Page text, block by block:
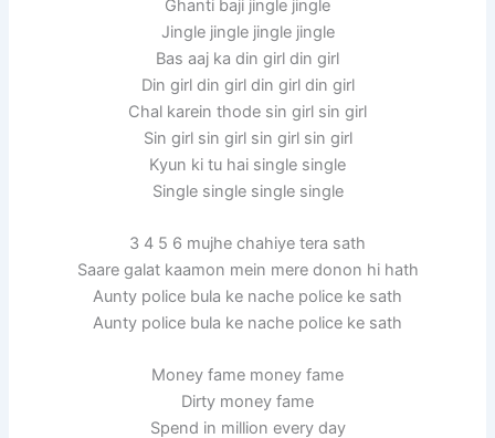
Ghanti baji jingle jingle
Jingle jingle jingle jingle
Bas aaj ka din girl din girl
Din girl din girl din girl din girl
Chal karein thode sin girl sin girl
Sin girl sin girl sin girl sin girl
Kyun ki tu hai single single
Single single single single
3 4 5 6 mujhe chahiye tera sath
Saare galat kaamon mein mere donon hi hath
Aunty police bula ke nache police ke sath
Aunty police bula ke nache police ke sath
Money fame money fame
Dirty money fame
Spend in million every day